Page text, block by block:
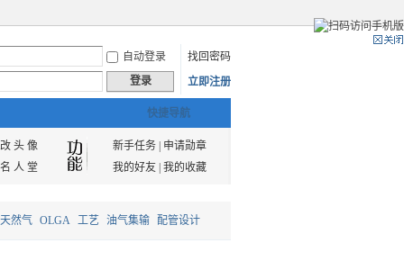
自动登录
找回密码
登录
立即注册
快捷导航
改 头 像 新手任务|
申请勋章
名 人 堂
我的好友| 我的收藏
然气 OLGA 工艺 油气集输 配管设计